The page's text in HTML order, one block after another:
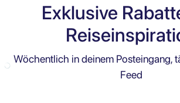
Exklusive
Wöchentlich in deinem Posteingang,
Feed